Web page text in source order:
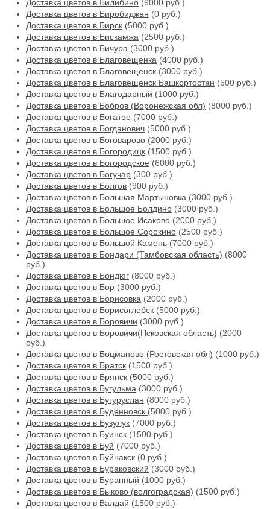
Доставка цветов в Билибино (9000 руб.)
Доставка цветов в Биробиджан (0 руб.)
Доставка цветов в Бирск (5000 руб.)
Доставка цветов в Бискамжа (2500 руб.)
Доставка цветов в Бичура (3000 руб.)
Доставка цветов в Благовещенка (4000 руб.)
Доставка цветов в Благовещенск (3000 руб.)
Доставка цветов в Благовещенск Башкортостан (500 руб.)
Доставка цветов в Благодарный (1000 руб.)
Доставка цветов в Бобров (Воронежская обл) (8000 руб.)
Доставка цветов в Богатое (7000 руб.)
Доставка цветов в Богданович (5000 руб.)
Доставка цветов в Боговарово (2000 руб.)
Доставка цветов в Богородицк (1500 руб.)
Доставка цветов в Богородское (6000 руб.)
Доставка цветов в Богучар (300 руб.)
Доставка цветов в Болгов (900 руб.)
Доставка цветов в Большая Мартыновка (3000 руб.)
Доставка цветов в Большое Болдино (3000 руб.)
Доставка цветов в Большое Исаково (2000 руб.)
Доставка цветов в Большое Сорокино (2500 руб.)
Доставка цветов в Большой Камень (7000 руб.)
Доставка цветов в Бондари (Тамбовская область) (8000
руб.)
Доставка цветов в Бондюг (8000 руб.)
Доставка цветов в Бор (3000 руб.)
Доставка цветов в Борисовка (2000 руб.)
Доставка цветов в Борисоглебск (5000 руб.)
Доставка цветов в Боровичи (3000 руб.)
Доставка цветов в Боровичи(Псковская область) (2000
руб.)
Доставка цветов в Боцманово (Ростовская обл) (1000 руб.)
Доставка цветов в Братск (1500 руб.)
Доставка цветов в Брянск (5000 руб.)
Доставка цветов в Бугульма (3000 руб.)
Доставка цветов в Бугуруслан (8000 руб.)
Доставка цветов в Будённовск (5000 руб.)
Доставка цветов в Бузулук (7000 руб.)
Доставка цветов в Буинск (1500 руб.)
Доставка цветов в Буй (7000 руб.)
Доставка цветов в Буйнакск (0 руб.)
Доставка цветов в Бураковский (3000 руб.)
Доставка цветов в Буранный (1000 руб.)
Доставка цветов в Быково (волгоградская) (1500 руб.)
Доставка цветов в Валдай (1500 руб.)